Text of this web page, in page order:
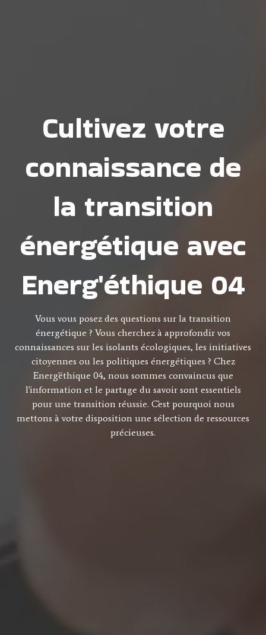
Cultivez votre
connaissance de
la transition
énergétique avec
Energ'éthique 04
Vous vous posez des questions sur la transition
énergétique ? Vous cherchez à approfondir vos
connaissances sur les isolants écologiques, les initiatives
citoyennes ou les politiques énergétiques ? Chez
Energ'éthique 04, nous sommes convaincus que
l'information et le partage du savoir sont essentiels
pour une transition réussie. C'est pourquoi nous
mettons à votre disposition une sélection de ressources
précieuses.